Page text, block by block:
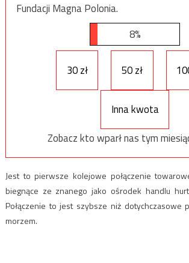
Fundacji Magna Polonia.
8%
30 zł 50 zł
Inna kwota
Zobacz kto wparł nas tym
Jest to pierwsze kolejowe połączenie
biegnące ze znanego jako ośrodek handlu
Połączenie to jest szybsze niż dotychczasowe
morzem.